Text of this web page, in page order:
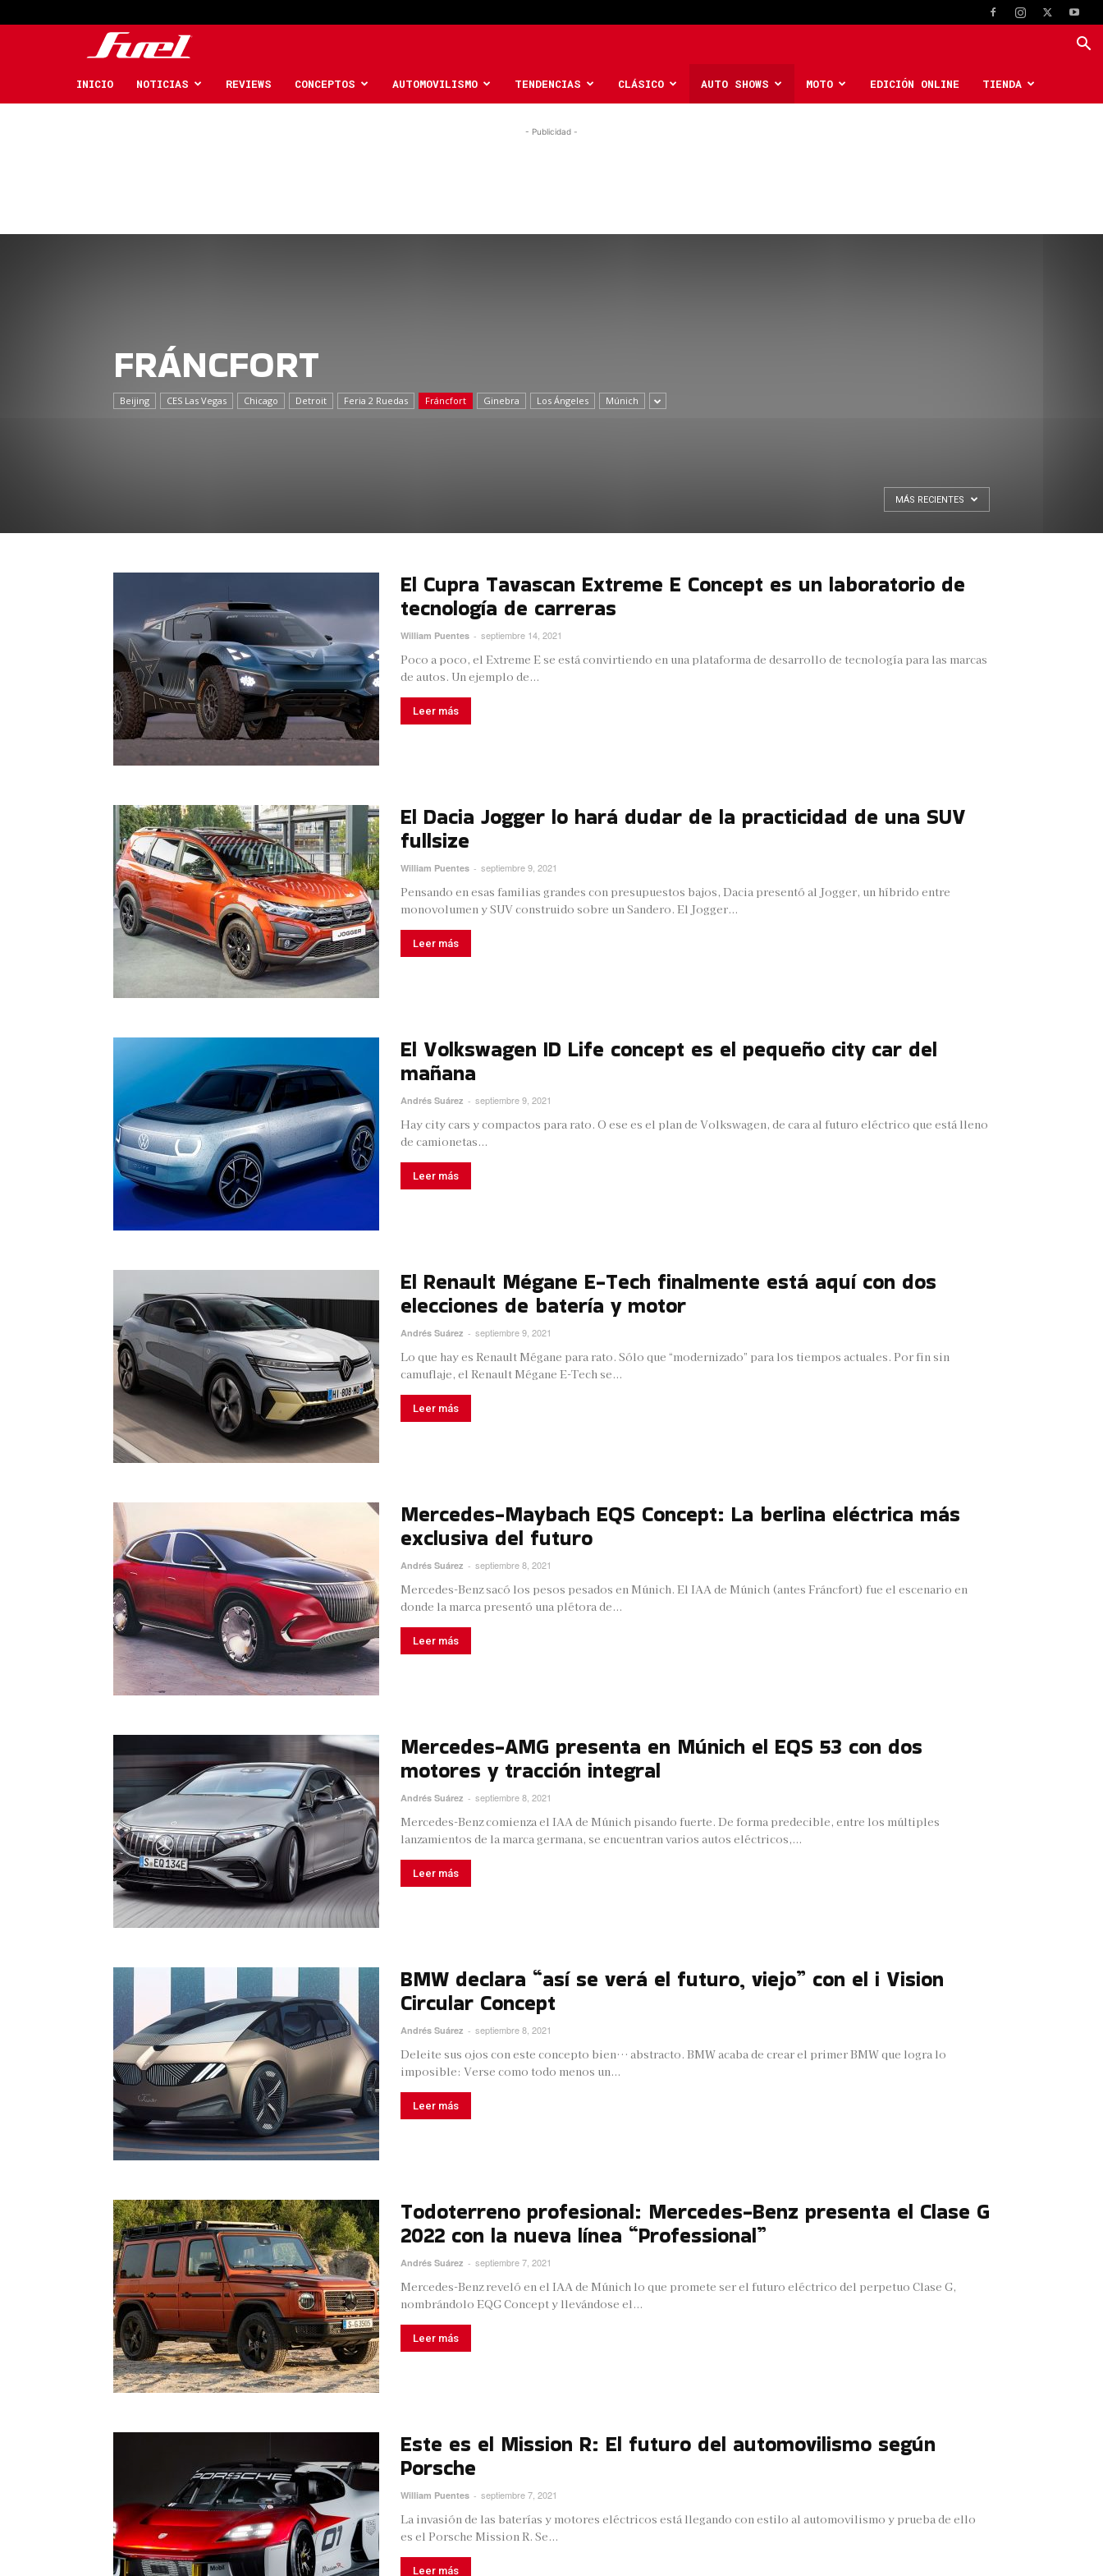
Car
INICIO NOTICIAS REVIEWS CONCEPTOS AUTOMOVILISMO TENDENCIAS CLÁSICO AUTO SHOWS MOTO EDICIÓN ONLINE TIENDA
- Publicidad -
FRÁNCFORT
Beijing CES Las Vegas Chicago Detroit Feria 2 Ruedas Fráncfort Ginebra Los Ángeles Múnich
MÁS RECIENTES
El Cupra Tavascan Extreme E Concept es un laboratorio de
tecnología de carreras
William Puentes - septiembre 14, 2021
Poco a poco, el Extreme E se está convirtiendo en una plataforma de desarrollo de tecnología para las marcas
de autos. Un ejemplo de...
Leer más
El Dacia Jogger lo hará dudar de la practicidad de una SUV
fullsize
William Puentes - septiembre 9, 2021
Pensando en esas familias grandes con presupuestos bajos, Dacia presentó al Jogger, un híbrido entre
monovolumen y SUV construido sobre un Sandero. El Jogger...
Leer más
El Volkswagen ID Life concept es el pequeño city car del
mañana
Andrés Suárez - septiembre 9, 2021
Hay city cars y compactos para rato. O ese es el plan de Volkswagen, de cara al futuro eléctrico que está lleno
de camionetas...
Leer más
El Renault Mégane E-Tech finalmente está aquí con dos
elecciones de batería y motor
Andrés Suárez - septiembre 9, 2021
Lo que hay es Renault Mégane para rato. Sólo que “modernizado” para los tiempos actuales. Por fin sin
camuflaje, el Renault Mégane E-Tech se...
Leer más
Mercedes-Maybach EQS Concept: La berlina eléctrica más
exclusiva del futuro
Andrés Suárez - septiembre 8, 2021
Mercedes-Benz sacó los pesos pesados en Múnich. El IAA de Múnich (antes Fráncfort) fue el escenario en
donde la marca presentó una plétora de...
Leer más
Mercedes-AMG presenta en Múnich el EQS 53 con dos
motores y tracción integral
Andrés Suárez - septiembre 8, 2021
Mercedes-Benz comienza el IAA de Múnich pisando fuerte. De forma predecible, entre los múltiples
lanzamientos de la marca germana, se encuentran varios autos eléctricos,...
Leer más
BMW declara “así se verá el futuro, viejo” con el i Vision
Circular Concept
Andrés Suárez - septiembre 8, 2021
Deleite sus ojos con este concepto bien… abstracto. BMW acaba de crear el primer BMW que logra lo
imposible: Verse como todo menos un...
Leer más
Todoterreno profesional: Mercedes-Benz presenta el Clase G
2022 con la nueva línea “Professional”
Andrés Suárez - septiembre 7, 2021
Mercedes-Benz reveló en el IAA de Múnich lo que promete ser el futuro eléctrico del perpetuo Clase G,
nombrándolo EQG Concept y llevándose el...
Leer más
Este es el Mission R: El futuro del automovilismo según
Porsche
William Puentes - septiembre 7, 2021
La invasión de las baterías y motores eléctricos está llegando con estilo al automovilismo y prueba de ello
es el Porsche Mission R. Se...
Leer más